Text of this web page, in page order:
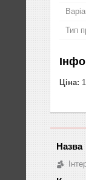
Тип
Ціна: